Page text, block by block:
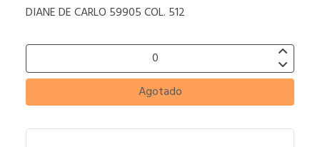
DIANE DE CARLO 59905 COL. 512
Agotado